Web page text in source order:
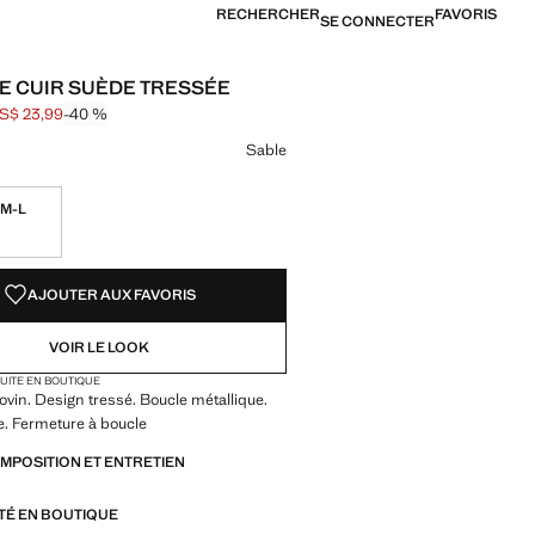
RECHERCHERSE CONNECTERFAVORIS
CUIR SUÈDE TRESSÉE
[US$ 39,99 ]
23,99 ]
23,99-40 %
couleur
sélectionnée
Sable
M-L
AJOUTER AUX FAVORIS
VOIR LE LOOK
EN BOUTIQUE
Design tressé. Boucle métallique.
Fermeture à boucle
ET ENTRETIEN
EN BOUTIQUE